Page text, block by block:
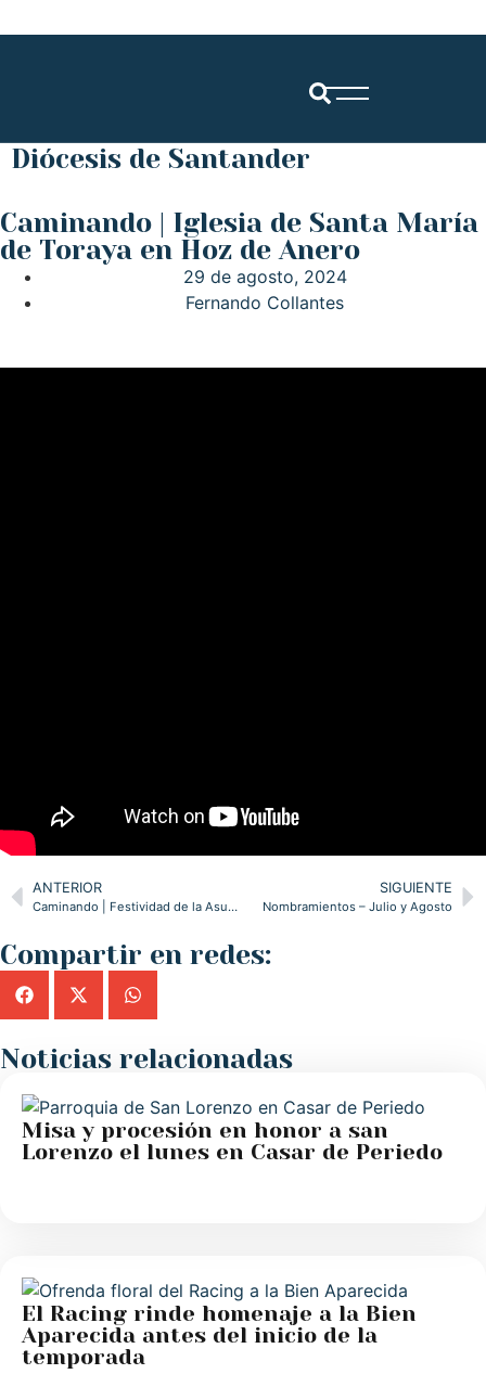
Diócesis de Santander
Caminando | Iglesia de Santa María
de Toraya en Hoz de Anero
29 de agosto, 2024
Fernando Collantes
ANTERIOR
Caminando | Festividad de la Asunción de la Virgen y San Roque 2024
SIGUIENTE
Nombramientos – Julio y Agosto
Compartir en redes:
Noticias relacionadas
Misa y procesión en honor a san
Lorenzo el lunes en Casar de Periedo
El Racing rinde homenaje a la Bien
Aparecida antes del inicio de la
temporada